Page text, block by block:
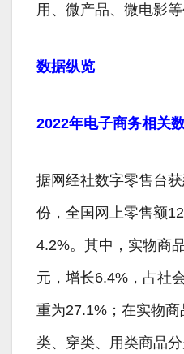
用、微产品、微电影等
数据纵览
2022年电子商务相关
据网经社数字零售台
份，全国网上零售额
4.2%。其中，实物商
元，增长6.4%，占社
重为27.1%；在实物
类、穿类、用类商品分